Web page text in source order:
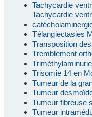
Tachycardie
Tachycardie
Télangiectasies
Transposition
Tremblement
Triméthylaminurie
Trisomie 14 en
Tumeur de la
Tumeur
Tumeur fibreuse
Tumeur